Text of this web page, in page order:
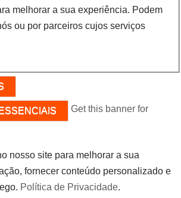
melhorar a sua experiência. Podem
ou por parceiros cujos serviços
Get this banner for
nosso site para melhorar a sua
fornecer conteúdo personalizado e
Política de Privacidade.